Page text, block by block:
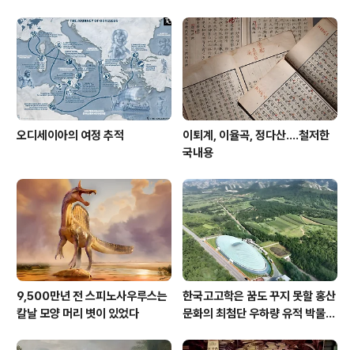
오디세이아의 여정 추적
이퇴계, 이율곡, 정다산....철저한
국내용
9,500만년 전 스피노사우루스는
칼날 모양 머리 볏이 있었다
한국고고학은 꿈도 꾸지 못할 홍산
문화의 최첨단 우하량 유적 박물관